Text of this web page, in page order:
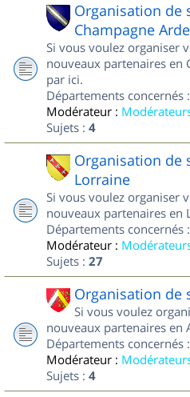
Organisation de
Champagne
Si vous voulez organiser
nouveaux partenaires en
par ici.
Départements concernés
Modérateur :
Sujets : 4
Organisation de
Lorraine
Si vous voulez organiser
nouveaux partenaires en
Départements concernés
Modérateur :
Sujets : 27
Organisation de
Si vous voulez
nouveaux partenaires en
Départements concernés
Modérateur :
Sujets : 4